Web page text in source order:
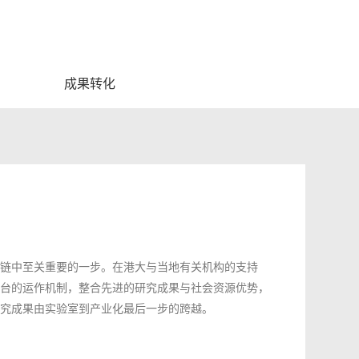
成果转化
中至关重要的一步。在港大与当地有关机构的支持
的运作机制，整合先进的研究成果与社会资源优势，
成果由实验室到产业化最后一步的跨越。